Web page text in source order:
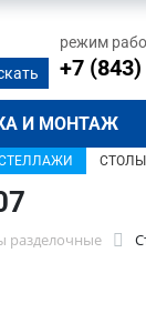
режим
+7
И МОНТАЖ
СТОЛЫ
разделочные